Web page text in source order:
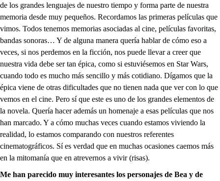
de los grandes lenguajes de nuestro tiempo y forma parte de nuestra
memoria desde muy pequeños. Recordamos las primeras películas que
vimos. Todos tenemos memorias asociadas al cine, películas favoritas,
bandas sonoras… Y de alguna manera quería hablar de cómo eso a
veces, si nos perdemos en la ficción, nos puede llevar a creer que
nuestra vida debe ser tan épica, como si estuviésemos en Star Wars,
cuando todo es mucho más sencillo y más cotidiano. Dígamos que la
épica viene de otras dificultades que no tienen nada que ver con lo que
vemos en el cine. Pero sí que este es uno de los grandes elementos de
la novela. Quería hacer además un homenaje a esas películas que nos
han marcado. Y a cómo muchas veces cuando estamos viviendo la
realidad, lo estamos comparando con nuestros referentes
cinematográficos. Sí es verdad que en muchas ocasiones caemos más
en la mitomanía que en atrevernos a vivir (risas).
Me han parecido muy interesantes los personajes de Bea y de